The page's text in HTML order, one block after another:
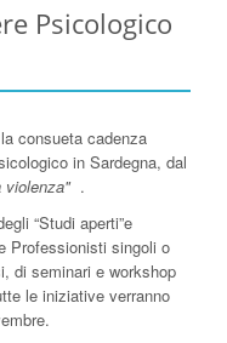
Psicologico
consueta cadenza
in Sardegna, dal
violenza".
“Studi aperti”e
Professionisti singoli o
di seminari e workshop
le iniziative verranno